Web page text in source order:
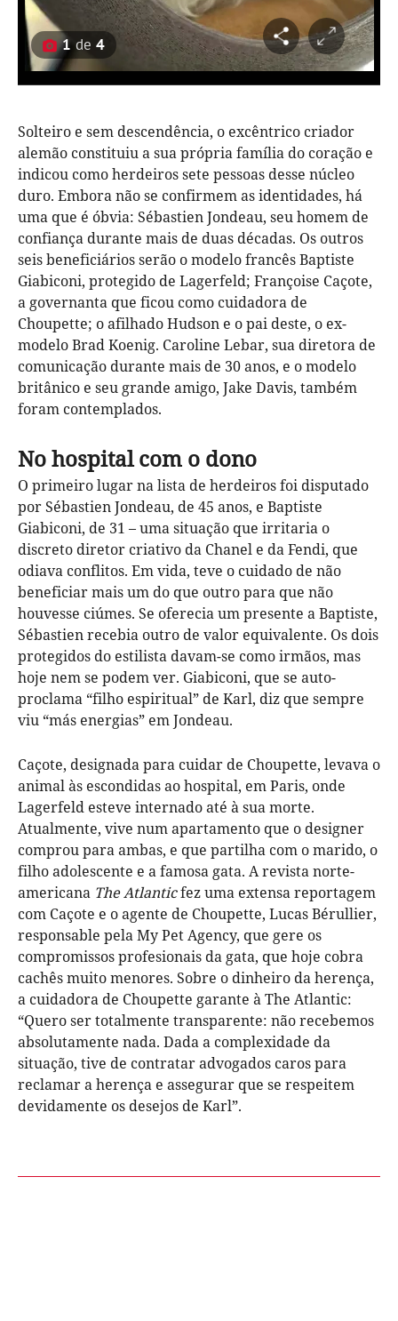
1 de 4
Solteiro e sem descendência, o excêntrico criador
alemão constituiu a sua própria família do coração e
indicou como herdeiros sete pessoas desse núcleo
duro. Embora não se confirmem as identidades, há
uma que é óbvia: Sébastien Jondeau, seu homem de
confiança durante mais de duas décadas. Os outros
seis beneficiários serão o modelo francês Baptiste
Giabiconi, protegido de Lagerfeld; Françoise Caçote,
a governanta que ficou como cuidadora de
Choupette; o afilhado Hudson e o pai deste, o ex-
modelo Brad Koenig. Caroline Lebar, sua diretora de
comunicação durante mais de 30 anos, e o modelo
britânico e seu grande amigo, Jake Davis, também
foram contemplados.
No hospital com o dono
O primeiro lugar na lista de herdeiros foi disputado
por Sébastien Jondeau, de 45 anos, e Baptiste
Giabiconi, de 31 – uma situação que irritaria o
discreto diretor criativo da Chanel e da Fendi, que
odiava conflitos. Em vida, teve o cuidado de não
beneficiar mais um do que outro para que não
houvesse ciúmes. Se oferecia um presente a Baptiste,
Sébastien recebia outro de valor equivalente. Os dois
protegidos do estilista davam-se como irmãos, mas
hoje nem se podem ver. Giabiconi, que se auto-
proclama “filho espiritual” de Karl, diz que sempre
viu “más energias” em Jondeau.
Caçote, designada para cuidar de Choupette, levava o
animal às escondidas ao hospital, em Paris, onde
Lagerfeld esteve internado até à sua morte.
Atualmente, vive num apartamento que o designer
comprou para ambas, e que partilha com o marido, o
filho adolescente e a famosa gata. A revista norte-
americana The Atlanticfez uma extensa reportagem
com Caçote e o agente de Choupette, Lucas Bérullier,
responsable pela My Pet Agency, que gere os
compromissos profesionais da gata, que hoje cobra
cachês muito menores. Sobre o dinheiro da herença,
a cuidadora de Choupette garante à The Atlantic:
“Quero ser totalmente transparente: não recebemos
absolutamente nada. Dada a complexidade da
situação, tive de contratar advogados caros para
reclamar a herença e assegurar que se respeitem
devidamente os desejos de Karl”.